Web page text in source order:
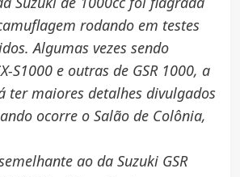
rodando em testes
Algumas vezes sendo
S1000 e outras de GSR 1000, a
ter maiores detalhes divulgados
ocorre o Salão de Colônia,
ao da Suzuki GSR